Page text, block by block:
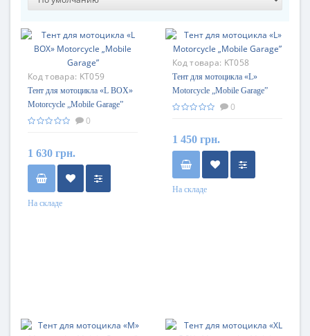
Код товара: KT059
Тент для мотоцикла «L BOX»
Motorcycle „Mobile Garage”
0
1 630 грн.
На складе
Код товара: KT058
Тент для мотоцикла «L»
Motorcycle „Mobile Garage”
0
1 450 грн.
На складе